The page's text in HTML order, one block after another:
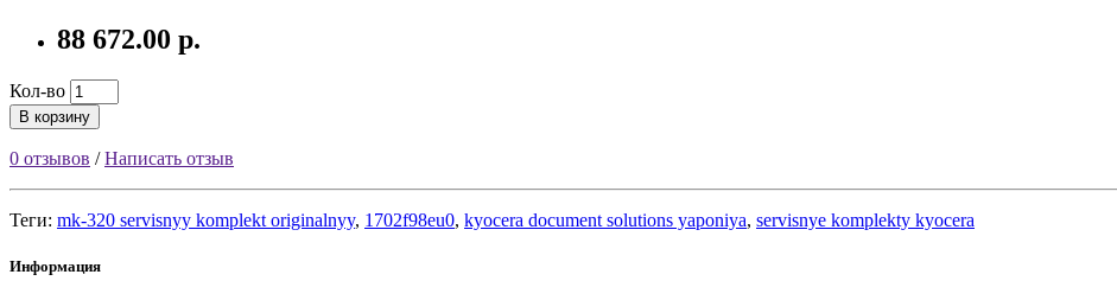
88 672.00 р.
Кол-во
В корзину
0 отзывов /Написать отзыв
Теги: mk-320 servisnyy komplekt originalnyy, 1702f98eu0, kyocera document solutions yaponiya, servisnye komplekty kyocera
Информация